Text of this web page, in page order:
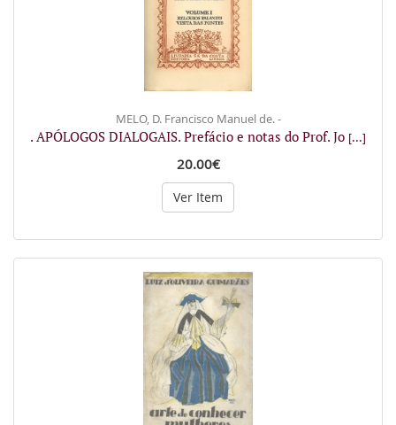
MELO, D. Francisco Manuel de. -
. APÓLOGOS DIALOGAIS. Prefácio e notas do Prof. Jo [...]
20.00€
Ver Item